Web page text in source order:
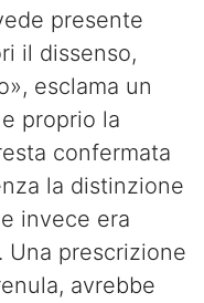
presente
il dissenso,
esclama un
proprio la
confermata
la distinzione
invece era
Una prescrizione
avrebbe